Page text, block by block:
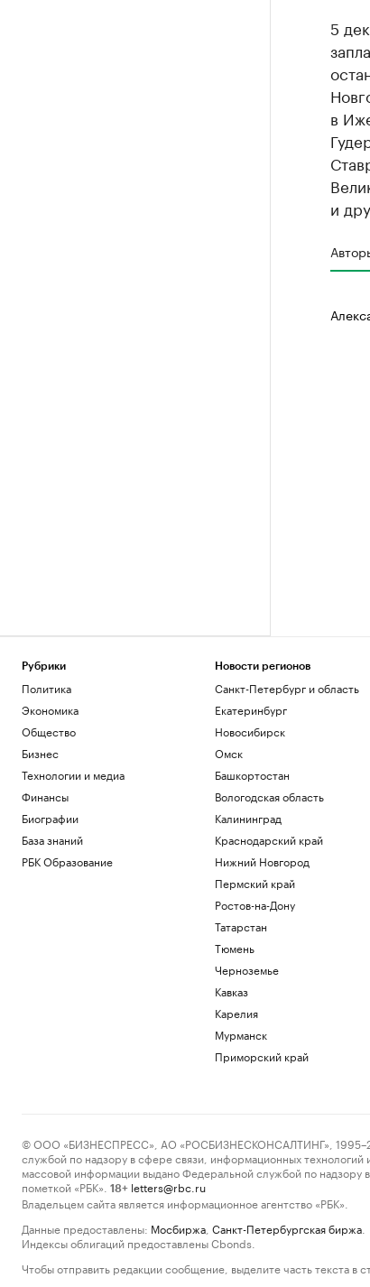
5
в
и
Рубрики
Политика
Экономика
Общество
Бизнес
Технологии и медиа
Финансы
Биографии
База знаний
РБК Образование
Новости регионов
Санкт-Петербург и область
Екатеринбург
Новосибирск
Омск
Башкортостан
Вологодская область
Калининград
Краснодарский край
Нижний Новгород
Пермский край
Ростов-на-Дону
Татарстан
Тюмень
Черноземье
Кавказ
Карелия
Мурманск
Приморский край
© ООО «БИЗНЕСПРЕСС», АО «РОСБИЗНЕСКОНСАЛТИНГ»,
службой по надзору в сфере связи, информационных
массовой информации выдано Федеральной службой по
пометкой «РБК».
18+ letters@rbc.ru
Владельцем сайта является информационное агентство «РБК».
Данные предоставлены: Мосбиржа Санкт-Петербургская биржа
Индексы облигаций предоставлены Cbonds.
Чтобы отправить редакции сообщение, выделите часть текста в